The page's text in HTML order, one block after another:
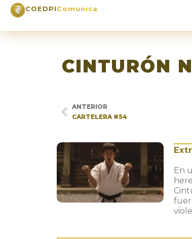
COEDPIComunica
CINTURÓN
ANTERIOR
CARTELERA #54
En